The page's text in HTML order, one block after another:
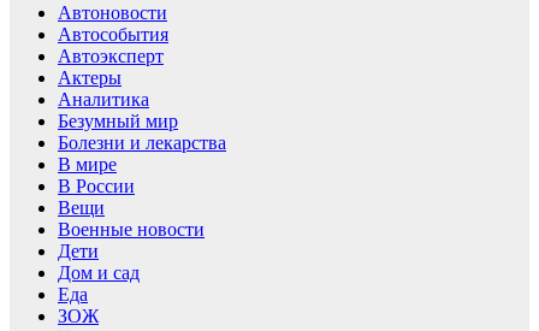
Автоновости
Автособытия
Автоэксперт
Актеры
Аналитика
Безумный мир
Болезни и лекарства
В мире
В России
Вещи
Военные новости
Дети
Дом и сад
Еда
ЗОЖ